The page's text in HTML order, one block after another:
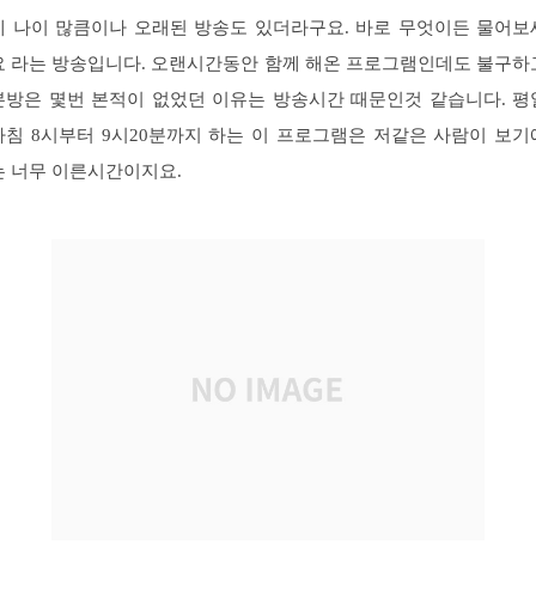
나이 많큼이나 오래된 방송도 있더라구요. 바로 무엇이든 물어보
라는 방송입니다. 오랜시간동안 함께 해온 프로그램인데도 불구하
방은 몇번 본적이 없었던 이유는 방송시간 때문인것 같습니다. 평
침 8시부터 9시20분까지 하는 이 프로그램은 저같은 사람이 보기
너무 이른시간이지요.